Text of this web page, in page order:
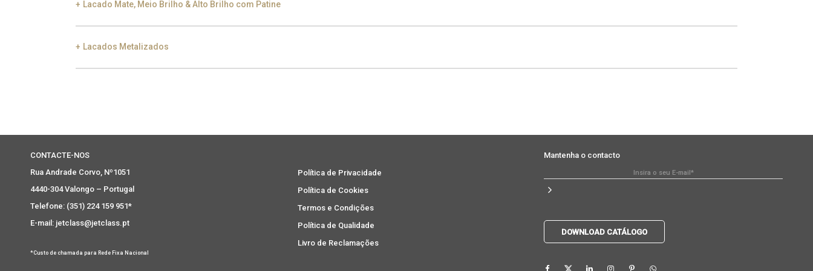
Lacado Mate, Meio Brilho & Alto Brilho com Patine
Lacados Metalizados
CONTACTE-NOS
Rua Andrade Corvo, Nº1051
4440-304 Valongo – Portugal
Telefone: (351) 224 159 951*
E-mail: jetclass@jetclass.pt
*Custo de chamada para Rede Fixa Nacional
Política de Privacidade
Política de Cookies
Termos e Condições
Política de Qualidade
Livro de Reclamações
Mantenha o contacto
DOWNLOAD CATÁLOGO